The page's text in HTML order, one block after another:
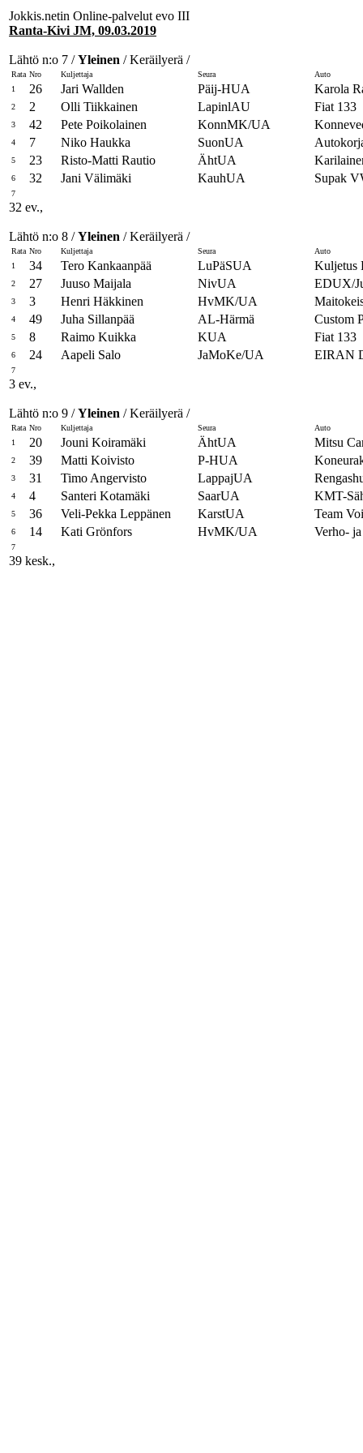
Jokkis.netin Online-palvelut evo III
Ranta-Kivi JM, 09.03.2019
Lähtö n:o 7 /Yleinen / Keräilyerä /
Rata Nro Kuljettaja Seura
Auto
1
26 Jari Wallden Päij-HUA Karola
2 2 Olli Tiikkainen LapinlAU Fiat 133
3 42 Pete Poikolainen KonnMK/UA
4 7 Niko Haukka SuonUA
5 23 Risto-Matti Rautio ÄhtUA
6 32 Jani Välimäki KauhUA Supak
7
32 ev.,
Lähtö n:o 8 /Yleinen / Keräilyerä /
Rata Nro Kuljettaja Seura
Auto
1
34 Tero Kankaanpää LuPäSUA Kuljetus
2 27 Juuso Maijala NivUA EDUX/
3 3 Henri Häkkinen HvMK/UA
4 49 Juha Sillanpää AL-Härmä Custom
5 8 Raimo Kuikka KUA Fiat 133
6 24 Aapeli Salo JaMoKe/UA EIRAN
7
3 ev.,
Lähtö n:o 9 /Yleinen / Keräilyerä /
Rata Nro Kuljettaja Seura
Auto
1
20 Jouni Koiramäki ÄhtUA Mitsu
2 39 Matti Koivisto P-HUA
3 31 Timo Angervisto LappajUA
4 4 Santeri Kotamäki SaarUA KMT-
5 36 Veli-Pekka Leppänen KarstUA Team
6 14 Kati Grönfors HvMK/UA Verho-
7
39 kesk.,